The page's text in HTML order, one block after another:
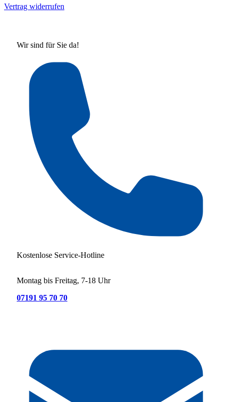
Vertrag widerrufen
Wir sind für Sie da!
Kostenlose Service-Hotline
Montag bis Freitag, 7-18 Uhr
07191 95 70 70